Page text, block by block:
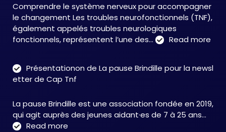
face
aux
TNF
Comprendre le système nerveux pour accompagner
le changement Les troubles neurofonctionnels (TNF),
également appelés troubles neurologiques
fonctionnels, représentent l’une des…
Read more
:
Présentationon de La pause Brindille pour la newsl
etter de Cap Tnf
La pause Brindille est une association fondée en 2019,
qui agit auprès des jeunes aidant·es de 7 à 25 ans…
Read more